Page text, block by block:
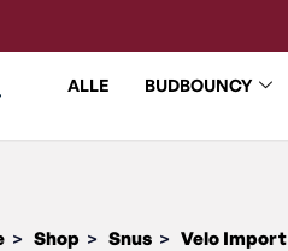
ALLE BUDBOUNCY
> Shop > Snus > Velo Import